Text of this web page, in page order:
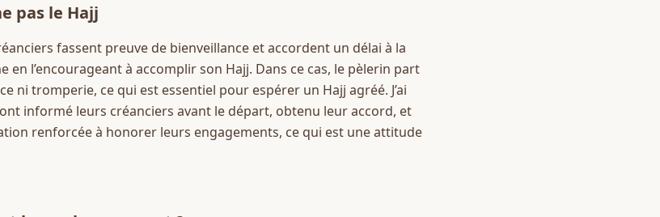
pas le Hajj
fassent preuve de bienveillance et accordent un délai à la
l’encourageant à accomplir son Hajj. Dans ce cas, le pèlerin part
ni tromperie, ce qui est essentiel pour espérer un Hajj agréé. J’ai
informé leurs créanciers avant le départ, obtenu leur accord, et
renforcée à honorer leurs engagements, ce qui est une attitude